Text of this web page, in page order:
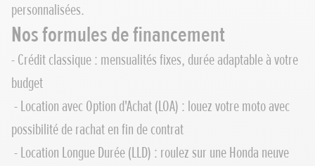
personnalisées.
Nos formules de financement
- Crédit classique : mensualités fixes, durée adaptable à votre
budget
- Location avec Option d'Achat (LOA) : louez votre moto avec
possibilité de rachat en fin de contrat
- Location Longue Durée (LLD) : roulez sur une Honda neuve